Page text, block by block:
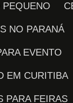
PEQUENO
NO PARANÁ
EVENTO
EM CURITIBA
PARA FEIRAS